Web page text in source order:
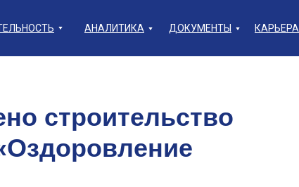
АНАЛИТИКА ДОКУМЕНТЫ КАРЬЕРА
строительство